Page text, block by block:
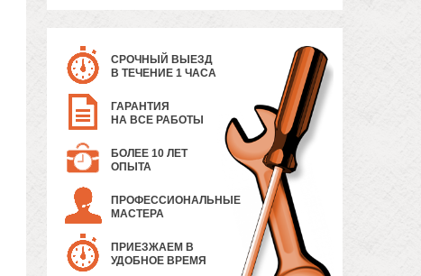
СРОЧНЫЙ ВЫЕЗД
В ТЕЧЕНИЕ 1 ЧАСА
ГАРАНТИЯ
НА ВСЕ РАБОТЫ
БОЛЕЕ 10 ЛЕТ
ОПЫТА
ПРОФЕССИОНАЛЬНЫЕ
МАСТЕРА
ПРИЕЗЖАЕМ В
УДОБНОЕ ВРЕМЯ